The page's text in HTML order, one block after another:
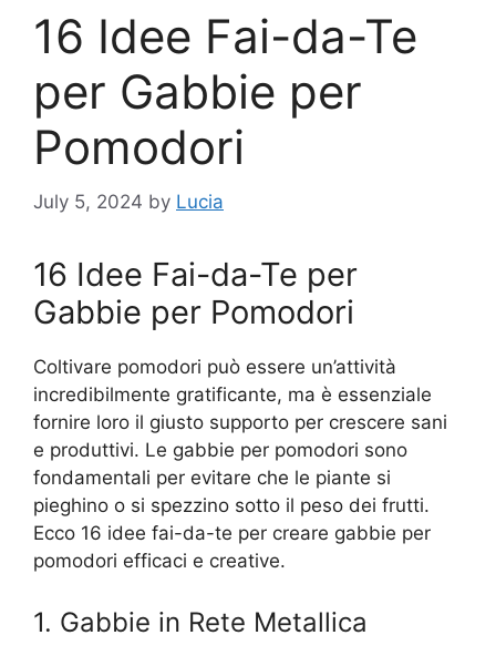
16 Idee Fai-da-Te
per Gabbie per
Pomodori
July 5, 2024 by Lucia
16 Idee Fai-da-Te per
Gabbie per Pomodori
Coltivare pomodori può essere un’attività
incredibilmente gratificante, ma è essenziale
fornire loro il giusto supporto per crescere sani
e produttivi. Le gabbie per pomodori sono
fondamentali per evitare che le piante si
pieghino o si spezzino sotto il peso dei frutti.
Ecco 16 idee fai-da-te per creare gabbie per
pomodori efficaci e creative.
1. Gabbie in Rete Metallica